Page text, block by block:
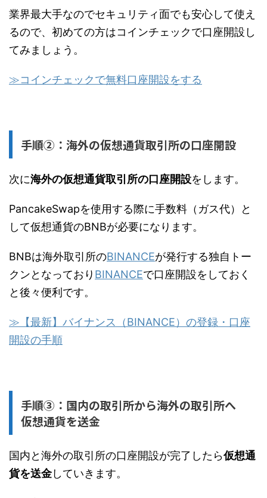
業界最大手なのでセキュリティ面でも安心して使え
るので、初めての方はコインチェックで口座開設し
てみましょう。
≫コインチェックで無料口座開設をする
手順②：海外の仮想通貨取引所の口座開設
次に海外の仮想通貨取引所の口座開設をします。
PancakeSwapを使用する際に手数料（ガス代）と
して仮想通貨のBNBが必要になります。
BNBは海外取引所のBINANCEが発行する独自トー
クンとなっており BINANCEで口座開設をしておく
と後々便利です。
≫【最新】バイナンス（BINANCE）の登録・口座
開設の手順
手順③：国内の取引所から海外の取引所へ
仮想通貨を送金
国内と海外の取引所の口座開設が完了したら仮想通
貨を送金していきます。